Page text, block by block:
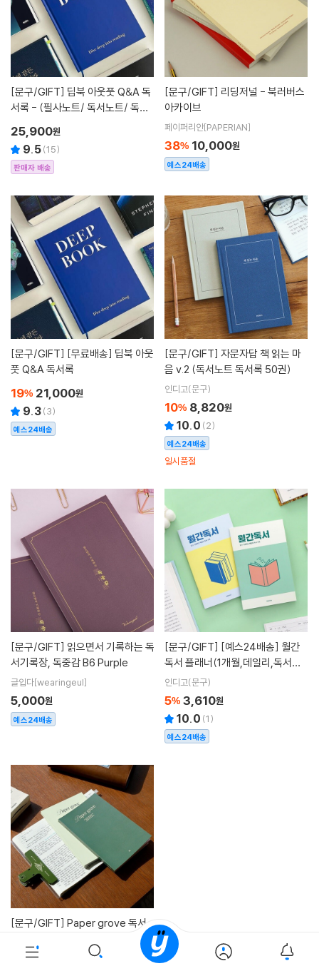
[문구/GIFT]
서록 - (필사노트/ 독서노트/ 독서
자답/ 독서토론/양장노트)
25,900원
9.5(15)
판매자 배송
[문구/GIFT]
아카이브
페이퍼리안[PAPERIAN]
38% 10,000원
예스24배송
[문구/GIFT]
풋 Q&A 독서록
19% 21,000원
9.3(3)
예스24배송
[문구/GIFT]
음 v.2 (독서노트 독서록 50권)
인디고(문구)
10% 8,820원
10.0 (2)
예스24배송
일시품절
[문구/GIFT]
서기록장, 독중감 B6 Purple
글입다[wearingeul]
5,000원
예스24배송
[문구/GIFT]
독서 플래너(1개월,데일리,독서노
트,독서록,필사)
인디고(문구)
5% 3,610원
10.0 (1)
예스24배송
[문구/GIFT]
비온뒤